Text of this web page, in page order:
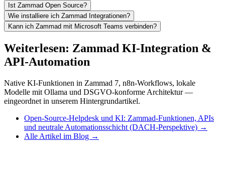
Ist Zammad Open Source?
Wie installiere ich Zammad Integrationen?
Kann ich Zammad mit Microsoft Teams verbinden?
Weiterlesen: Zammad KI-Integration &
API-Automation
Native KI-Funktionen in Zammad 7, n8n-Workflows, lokale
Modelle mit Ollama und DSGVO-konforme Architektur —
eingeordnet in unserem Hintergrundartikel.
Open-Source-Helpdesk und KI: Zammad-Funktionen, APIs
und neutrale Automationsschicht (DACH-Perspektive) →
Alle Artikel im Blog →